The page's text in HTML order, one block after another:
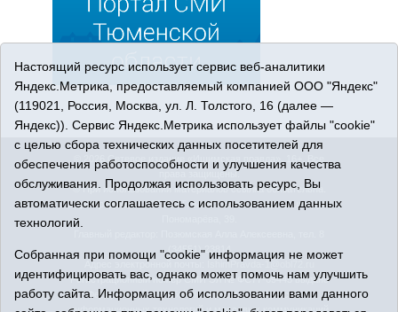
© 2026 Сетевое издание «Ишимская правда». 16+. Все
права защищены.
© При использовании материалов ссылка обязательна.
Адрес редакции: 627750 Тюменская область, г. Ишим, ул.
(34551) 23814
Адрес электронной почты:
IshimPravda-1@obl72.ru
Регистрационный номер СМИ Эл № ФС77-69445 выдано
Федеральной службой по надзору в сфере связи,
информационных технологий и массовых коммуникаций
Настоящий ресурс использует сервис веб-аналитики
Яндекс.Метрика, предоставляемый компанией ООО "Яндекс"
(119021, Россия, Москва, ул. Л. Толстого, 16 (далее —
Яндекс)). Сервис Яндекс.Метрика использует файлы "cookie"
с целью сбора технических данных посетителей для
обеспечения работоспособности и улучшения качества
обслуживания. Продолжая использовать ресурс, Вы
автоматически соглашаетесь с использованием данных
технологий.
Собранная при помощи "cookie" информация не может
идентифицировать вас, однако может помочь нам улучшить
работу сайта. Информация об использовании вами данного